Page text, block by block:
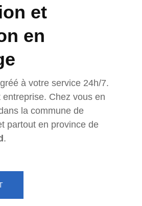
et
en
à votre service 24h/7.
Chez vous en
la commune de
partout en province de
.